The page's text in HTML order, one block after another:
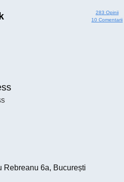
283 Opinii
10 Comentarii
Rebreanu 6a, București